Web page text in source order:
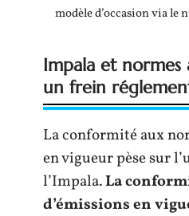
modèle d’occasion via le
Impala et
un frein
La conformité aux
en vigueur pèse sur
l’Impala.La
d’émissions en